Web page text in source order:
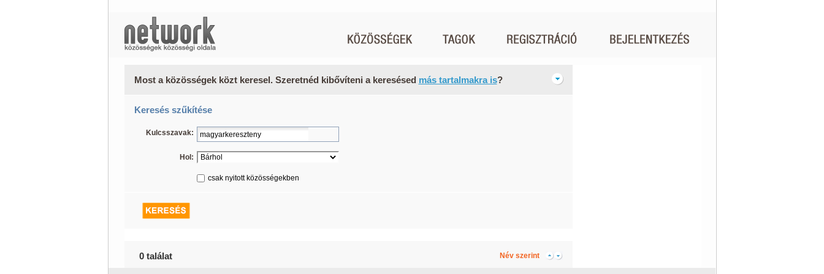
Most a közösségek közt keresel. Szeretnéd kibővíteni a keresésed más tartalmakra is?
Keresés szűkítése
Kulcsszavak:
Hol:
csak nyitott közösségekben
0 találat Név szerint